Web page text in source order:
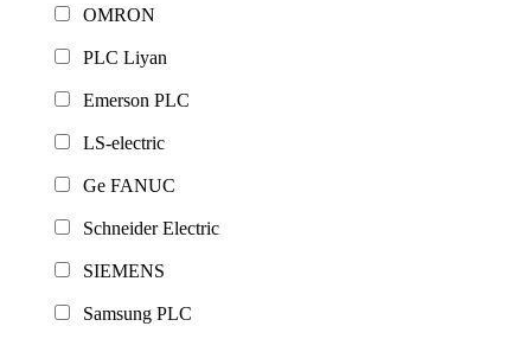
OMRON
PLC Liyan
Emerson PLC
LS-electric
Ge FANUC
Schneider Electric
SIEMENS
Samsung PLC